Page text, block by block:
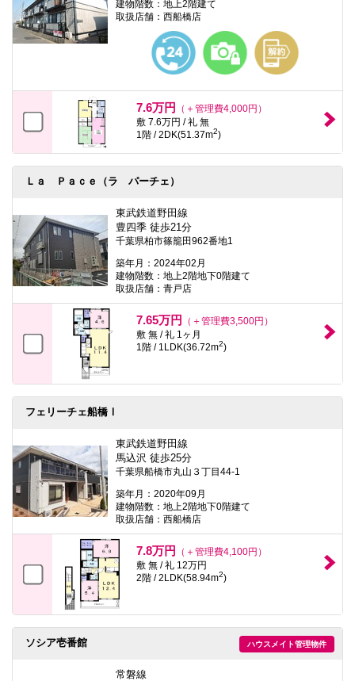
建物階数：地上2階建て
取扱店舗：西船橋店
7.6万円
（＋管理費4,000円）
敷 7.6万円 / 礼 無
1階 / 2DK(51.37m2)
Ｌａ Ｐａｃｅ（ラ パーチェ）
東武鉄道野田線
豊四季 徒歩21分
千葉県柏市篠籠田962番地1
築年月：2024年02月
建物階数：地上2階地下0階建て
取扱店舗：青戸店
7.65万円
（＋管理費3,500円）
敷 無 / 礼 1ヶ月
1階 / 1LDK(36.72m2)
フェリーチェ船橋Ⅰ
東武鉄道野田線
馬込沢 徒歩25分
千葉県船橋市丸山３丁目44-1
築年月：2020年09月
建物階数：地上2階地下0階建て
取扱店舗：西船橋店
7.8万円
（＋管理費4,100円）
敷 無 / 礼 12万円
2階 / 2LDK(58.94m2)
ハウスメイト管理物件
ソシア壱番館
常磐線